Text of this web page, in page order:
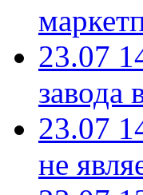
23.07
завода
23.07
не